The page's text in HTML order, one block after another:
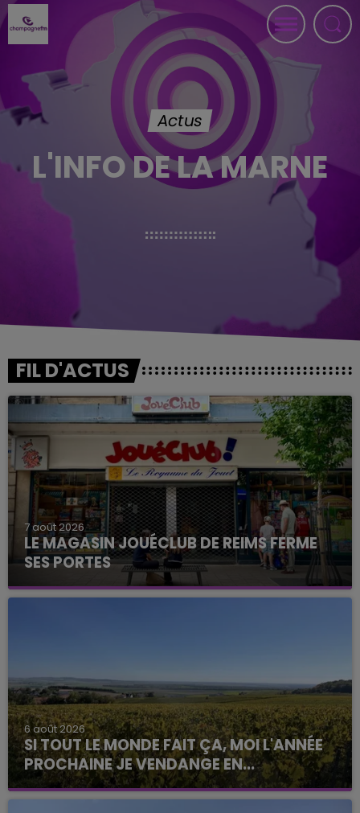
Actus
L'INFO DE LA MARNE
FIL D'ACTUS
7 août 2026
LE MAGASIN JOUÉCLUB DE REIMS FERME
SES PORTES
6 août 2026
SI TOUT LE MONDE FAIT ÇA, MOI L'ANNÉE
PROCHAINE JE VENDANGE EN...